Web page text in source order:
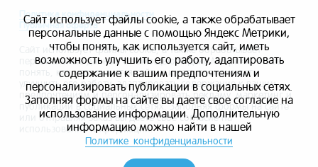
Политика конфиденциальности
Публичная оферта
Сайт использует файлы cookie, а также обрабатывает
персональные данные с помощью Яндекс Метрики, чтобы
понять, как используется сайт, и иметь возможность
улучшить его работу, адаптировать содержание к вашим
предпочтениям и персонализировать рекламу, маркетинг и
публикации в социальных сетях. Заполняя формы на сайте
или отправляя заказ вы даете свое согласие на
использование информации.
Сайт использует файлы cookie, а также обрабатывает
персональные данные с помощью Яндекс Метрики,
чтобы понять, как используется сайт, иметь
возможность улучшить его работу, адаптировать
содержание к вашим предпочтениям и
персонализировать публикации в социальных сетях.
Заполняя формы на сайте вы даете свое согласие на
использование информации. Дополнительную
информацию можно найти в нашей
Политике конфиденциальности